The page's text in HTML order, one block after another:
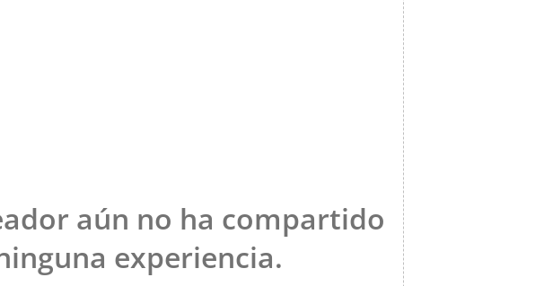
aún no ha compartido
experiencia.